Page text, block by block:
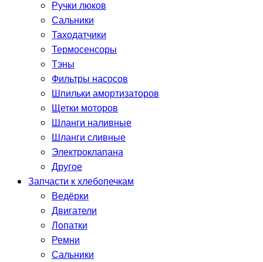
Ручки люков
Сальники
Таходатчики
Термосенсоры
Тэны
Фильтры насосов
Шпильки амортизаторов
Щетки моторов
Шланги наливные
Шланги сливные
Электроклапана
Другое
Запчасти к хлебопечкам
Ведёрки
Двигатели
Лопатки
Ремни
Сальники